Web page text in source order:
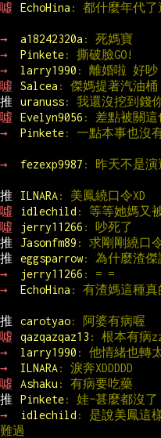
噓
EchoHina : 都什麼年代了
→ a18242320a : 死媽寶
→
Pinkete: 撕破臉GO!
→
larry1990 : 離婚啦 好吵
噓
Salcea : 傑媽提著汽油
推
uranuss: 我還沒挖到錢
噓
Evelyn9056 : 差點被關這
→
Pinkete: 一點本事也沒
→ fezexp9987 : 昨天不是演
推 ILNARA: 美鳳繞口令XD
噓
idlechild : 等等她媽又
噓
jerry11266 : 吵死了
推
Jasonfm89 : 求剛剛繞口
推
eggsparrow: 為什麼渣傑
→
jerry11266 : = =
→
EchoHina : 有渣媽這種真
推 carotyao: 阿婆有病喔
噓
qazqazqaz13 : 根本有病
→
larry1990 : 他情緒也轉
→
ILNARA: 淚奔XDDDDD
噓
Ashaku : 有病要吃藥
推
Pinkete: 娃~甚麼都沒了
→
idlechild : 是說美鳳這
難過